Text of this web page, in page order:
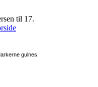
til 17.
gulnes.